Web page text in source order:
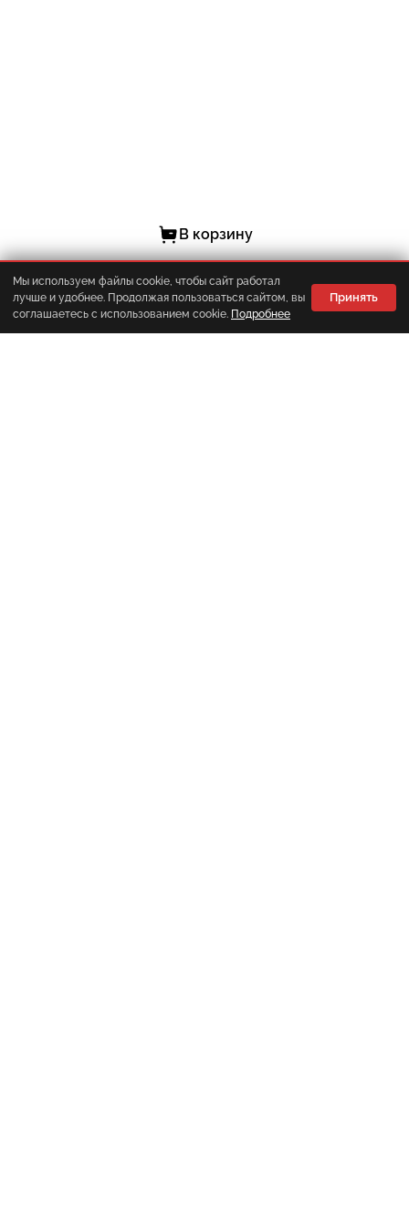
В корзину
Главная Корзина Меню
Мы используем файлы cookie, чтобы сайт работал
лучше и удобнее. Продолжая пользоваться сайтом, вы
соглашаетесь с использованием cookie. Подробнее
Принять